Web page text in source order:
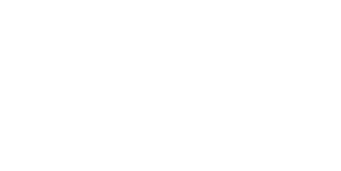
קלחי תירס צרובים על